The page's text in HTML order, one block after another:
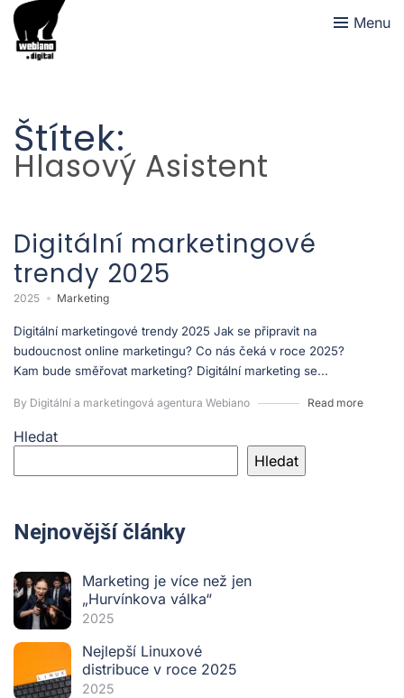
Menu
Štítek:
Hlasový Asistent
Digitální marketingové
trendy 2025
2025 Marketing
Digitální marketingové trendy 2025 Jak se připravit na
budoucnost online marketingu? Co nás čeká v roce 2025?
Kam bude směřovat marketing? Digitální marketing se...
By Digitální a marketingová agentura Webiano Read more
Hledat
Hledat
Nejnovější články
Marketing je více než jen
„Hurvínkova válka“
2025
Nejlepší Linuxové
distribuce v roce 2025
2025